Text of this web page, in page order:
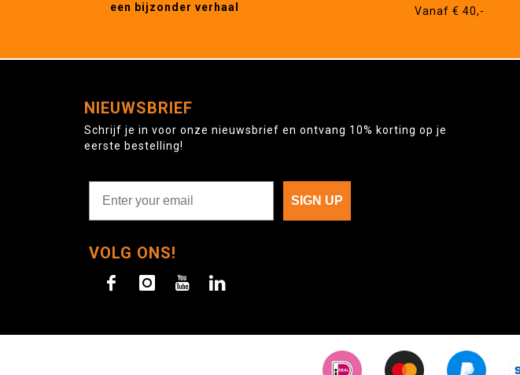
een bijzonder verhaal
Vanaf € 40,-
NIEUWSBRIEF
Schrijf je in voor onze nieuwsbrief en ontvang 10% korting op je
eerste bestelling!
SIGN UP
VOLG ONS!